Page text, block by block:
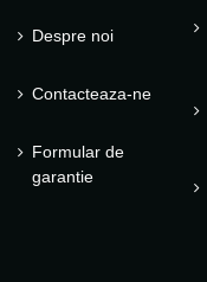
Despre noi
Contacteaza-ne
Formular de
garantie